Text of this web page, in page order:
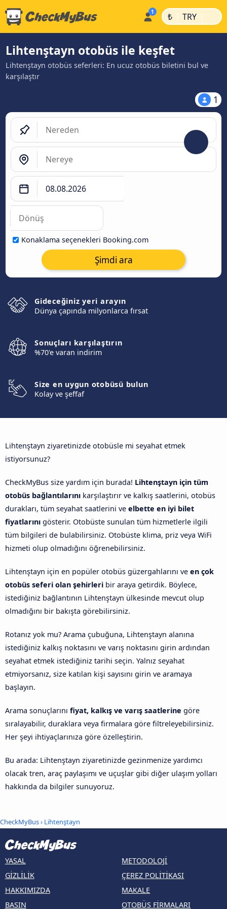
₺ | TRY |
Lihtenştayn otobüs ile keşfet
Lihtenştayn otobüs seferleri: En ucuz otobüs biletini bul ve
karşılaştır
1
Konaklama seçenekleri Booking.com
Şimdi ara
Gideceğiniz yeri arayın
Dünya çapında milyonlarca fırsat
Sonuçları karşılaştırın
%70'e varan indirim
Size en uygun otobüsü bulun
Kolay ve şeffaf
Lihtenştayn ziyaretinizde otobüsle mi seyahat etmek
istiyorsunuz?
CheckMyBus size yardım için burada! Lihtenştayn için tüm
otobüs bağlantılarını karşılaştırır ve kalkış saatlerini, otobüs
durakları, tüm seyahat saatlerini ve elbette en iyi bilet
fiyatlarını gösterir. Otobüste sunulan tüm hizmetlerle ilgili
tüm bilgileri de bulabilirsiniz. Otobüste klima, priz veya WiFi
hizmeti olup olmadığını öğrenebilirsiniz.
Lihtenştayn için en popüler otobüs güzergahlarını ve en çok
otobüs seferi olan şehirleri bir araya getirdik. Böylece,
istediğiniz bağlantının Lihtenştayn ülkesinde mevcut olup
olmadığını bir bakışta görebilirsiniz.
Rotanız yok mu? Arama çubuğuna, Lihtenştayn alanına
istediğiniz kalkış noktasını ve varış noktasını girin ardından
seyahat etmek istediğiniz tarihi seçin. Yalnız seyahat
etmiyorsanız, size katılan kişi sayısını girin ve aramaya
başlayın.
Arama sonuçlarını fiyat, kalkış ve varış saatlerine göre
sıralayabilir, duraklara veya firmalara göre filtreleyebilirsiniz.
Her şeyi ihtiyaçlarınıza göre özelleştirin.
Bu arada: Lihtenştayn ziyaretinizde gezinmenize yardımcı
olacak tren, araç paylaşımı ve uçuşlar gibi diğer ulaşım yolları
hakkında da bilgiler sunuyoruz.
CheckMyBus› Lihtenştayn
YASAL
GIZLILIK
HAKKIMIZDA
BASIN
METODOLOJI
ÇEREZ POLITIKASI
MAKALE
OTOBÜS FIRMALARI